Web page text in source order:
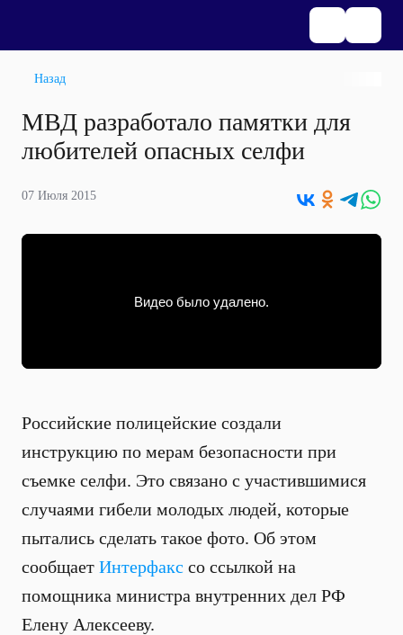
Назад
МВД разработало памятки для
любителей опасных селфи
07 Июля 2015
Российские полицейские создали
инструкцию по мерам безопасности при
съемке селфи. Это связано с участившимися
случаями гибели молодых людей, которые
пытались сделать такое фото. Об этом
сообщает Интерфакс со ссылкой на
помощника министра внутренних дел РФ
Елену Алексееву.